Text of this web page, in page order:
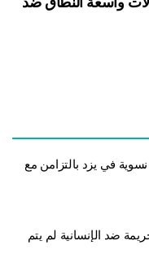
نسوية في يزد بالتزامن مع
أكبر جريمة ضد الإنسانية لم يتم